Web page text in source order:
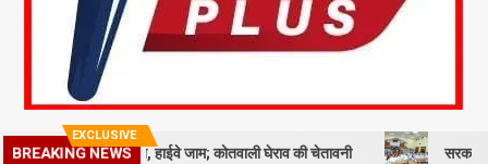
EXCLUSIVE
BREAKING NEWS
का प्रदर्शन, हाईवे जाम; कोतवाली घेराव की चेतावनी सरकारी नीतियों में